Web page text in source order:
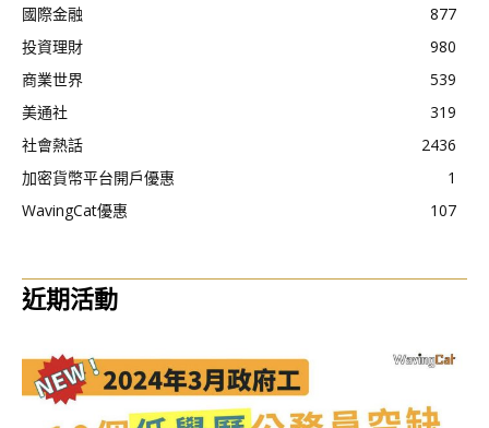
國際金融
877
投資理財
980
商業世界
539
美通社
319
社會熱話
2436
加密貨幣平台開戶優惠
1
WavingCat優惠
107
近期活動